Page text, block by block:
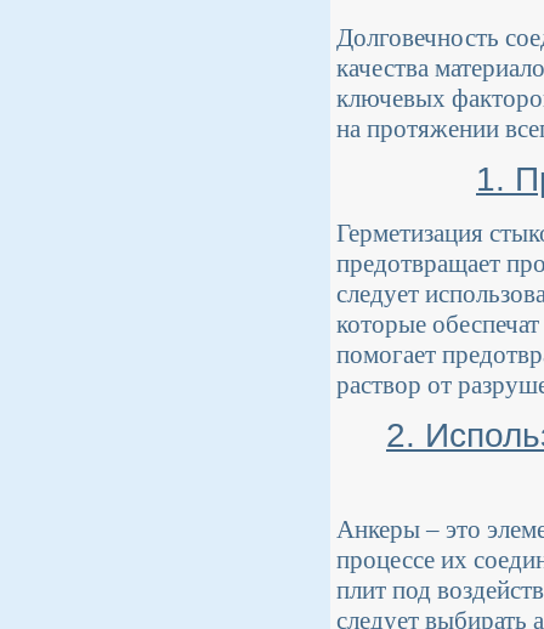
Долговечность
качества
ключевых
на протяжении
1.
Герметизация
предотвращает
следует
которые
помогает
раствор от
2.
Анкеры – это
процессе их
плит под
следует выбирать